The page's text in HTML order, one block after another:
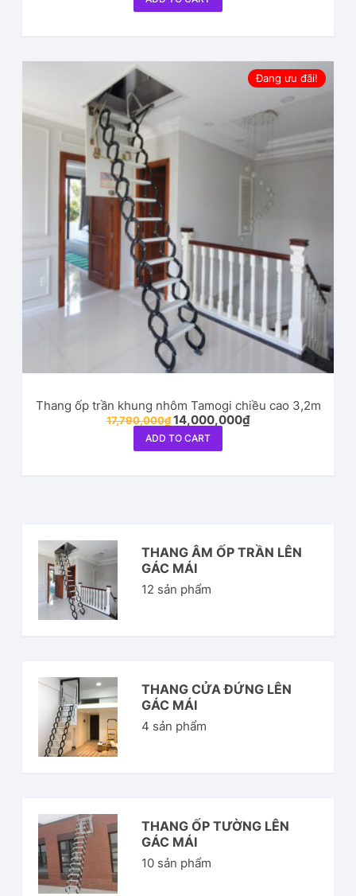
Đang ưu đãi!
Thang ốp trần khung nhôm Tamogi chiều cao 3,2m
17,790,000₫ 14,000,000₫
ADD TO CART
THANG ÂM ỐP TRẦN LÊN
GÁC MÁI
12 sản phẩm
THANG CỬA ĐỨNG LÊN
GÁC MÁI
4 sản phẩm
THANG ỐP TƯỜNG LÊN
GÁC MÁI
10 sản phẩm